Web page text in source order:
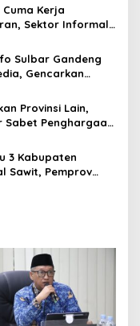
Cuma Kerja
Sektor Informal
Barat
Sulbar Gandeng
Gencarkan
Provinsi Lain,
Sabet Penghargaan
Pengangguran
3 Kabupaten
Sawit, Pemprov